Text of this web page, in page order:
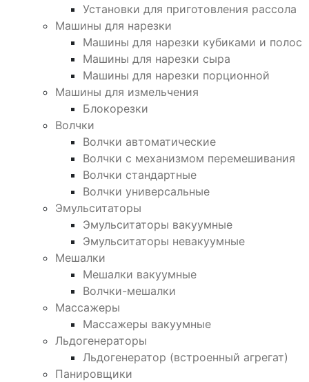
Установки для приготовления рассола
Машины для нарезки
Машины для нарезки кубиками и полос
Машины для нарезки сыра
Машины для нарезки порционной
Машины для измельчения
Блокорезки
Волчки
Волчки автоматические
Волчки с механизмом перемешивания
Волчки стандартные
Волчки универсальные
Эмульситаторы
Эмульситаторы вакуумные
Эмульситаторы невакуумные
Мешалки
Мешалки вакуумные
Волчки-мешалки
Массажеры
Массажеры вакуумные
Льдогенераторы
Льдогенератор (встроенный агрегат)
Панировщики